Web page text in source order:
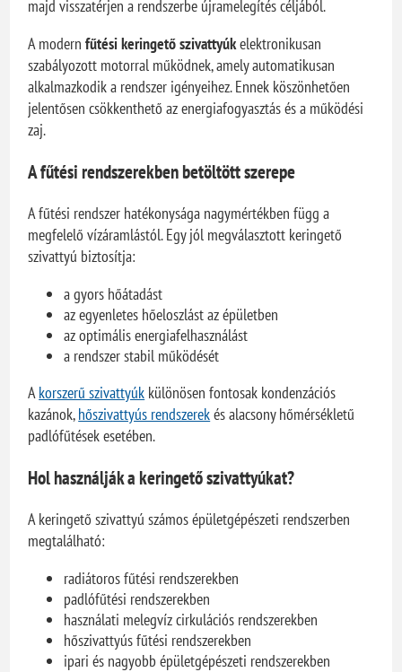
majd visszatérjen a rendszerbe újramelegítés céljából.
A modernfűtési keringető szivattyúkelektronikusan
szabályozott motorral működnek, amely automatikusan
alkalmazkodik a rendszer igényeihez. Ennek köszönhetően
jelentősen csökkenthető az energiafogyasztás és a működési
zaj.
A fűtési rendszerekben betöltött szerepe
A fűtési rendszer hatékonysága nagymértékben függ a
megfelelő vízáramlástól. Egy jól megválasztott keringető
szivattyú biztosítja:
a gyors hőátadást
az egyenletes hőeloszlást az épületben
az optimális energiafelhasználást
a rendszer stabil működését
Akorszerű szivattyúk különösen fontosak kondenzációs
kazánok,hőszivattyús rendszerekés alacsony hőmérsékletű
padlófűtések esetében.
Hol használják a keringető szivattyúkat?
A keringető szivattyú számos épületgépészeti rendszerben
megtalálható:
radiátoros fűtési rendszerekben
padlófűtési rendszerekben
használati melegvíz cirkulációs rendszerekben
hőszivattyús fűtési rendszerekben
ipari és nagyobb épületgépészeti rendszerekben